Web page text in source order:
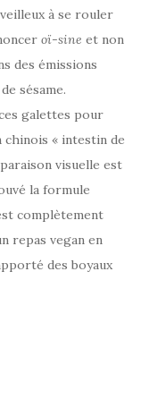
à se rouler
oï-sine et non
des émissions
sésame.
galettes pour
chinois « intestin de
visuelle est
la formule
complètement
repas vegan en
des boyaux